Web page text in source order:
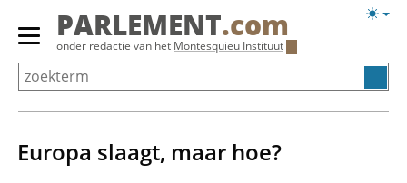
Overslaan
Primair
menu
tonen/verbergen
PARLEMENT.com
onder redactie van het Montesquieu Instituut
Europa slaagt, maar hoe?